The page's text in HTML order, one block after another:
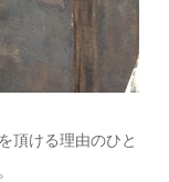
頂ける理由のひと